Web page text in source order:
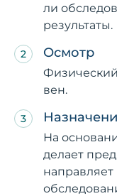
ли
результаты.
Осмотр
вен.
На
делает